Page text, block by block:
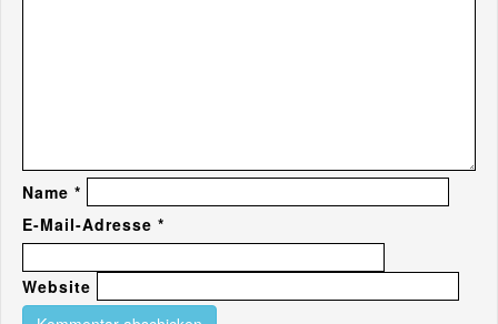
Name *
E-Mail-Adresse *
Website